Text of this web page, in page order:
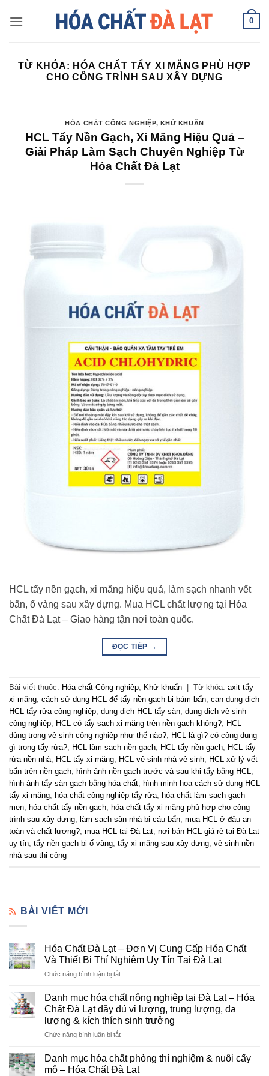
0
TỪ KHÓA: HÓA CHẤT TẨY XI MĂNG PHÙ HỢP
CHO CÔNG TRÌNH SAU XÂY DỰNG
HÓA CHẤT CÔNG NGHIỆP, KHỬ KHUẨN
HCL Tẩy Nền Gạch, Xi Măng Hiệu Quả –
Giải Pháp Làm Sạch Chuyên Nghiệp Từ
Hóa Chất Đà Lạt
HCL tẩy nền gạch, xi măng hiệu quả, làm sạch nhanh vết
bẩn, ố vàng sau xây dựng. Mua HCL chất lượng tại Hóa
Chất Đà Lạt – Giao hàng tận nơi toàn quốc.
ĐỌC TIẾP →
Bài viết thuộc: Hóa chất Công nghiệp, Khử khuẩn Từ khóa: axit tẩy
xi măng, cách sử dụng HCL để tẩy nền gạch bị bám bẩn, can dung dịch
HCL tẩy rửa công nghiệp, dung dịch HCL tẩy sàn, dung dịch vệ sinh
công nghiệp, HCL có tẩy sạch xi măng trên nền gạch không?, HCL
dùng trong vệ sinh công nghiệp như thế nào?, HCL là gì? có công dụng
gì trong tẩy rửa?, HCL làm sạch nền gạch, HCL tẩy nền gạch, HCL tẩy
rửa nền nhà, HCL tẩy xi măng, HCL vệ sinh nhà vệ sinh, HCL xử lý vết
bẩn trên nền gạch, hình ảnh nền gạch trước và sau khi tẩy bằng HCL,
hình ảnh tẩy sàn gạch bằng hóa chất, hình minh họa cách sử dụng HCL
tẩy xi măng, hóa chất công nghiệp tẩy rửa, hóa chất làm sạch gạch
men, hóa chất tẩy nền gạch, hóa chất tẩy xi măng phù hợp cho công
trình sau xây dựng, làm sạch sàn nhà bị cáu bẩn, mua HCL ở đâu an
toàn và chất lượng?, mua HCL tại Đà Lạt, nơi bán HCL giá rẻ tại Đà Lạt
uy tín, tẩy nền gạch bị ố vàng, tẩy xi măng sau xây dựng, vệ sinh nền
nhà sau thi công
BÀI VIẾT MỚI
Hóa Chất Đà Lạt – Đơn Vị Cung Cấp Hóa Chất
Và Thiết Bị Thí Nghiệm Uy Tín Tại Đà Lạt
Chức năng bình luận bị tắtở
Chất
Đà
Lạt
–
Đơn
Cung
Cấp
Danh mục hóa chất nông nghiệp tại Đà Lạt – Hóa
Chất Đà Lạt đầy đủ vi lượng, trung lượng, đa
lượng & kích thích sinh trưởng
Chức năng bình luận bị tắtở
mục
hóa
Danh mục hóa chất phòng thí nghiệm & nuôi cấy
mô – Hóa Chất Đà Lạt